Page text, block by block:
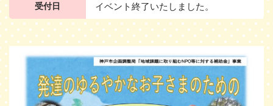
受付日 イベント終了いたしました。